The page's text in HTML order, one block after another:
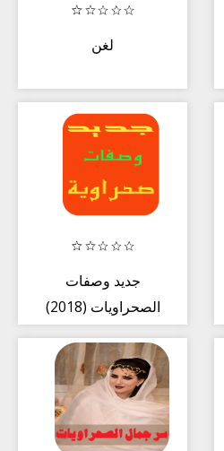
لغن
جديد وصفات
الصحراويات (2018)